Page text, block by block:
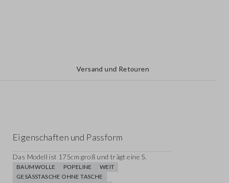
Versand und Retouren
Eigenschaften und Passform
Das Modell ist 175cm groß und trägt eine S.
BAUMWOLLE POPELINE
WEIT
GESÄSSTASCHE OHNE TASCHE